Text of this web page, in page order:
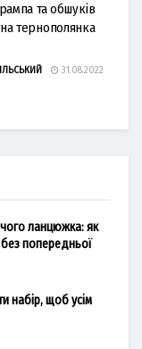
та обшуків
тернополянка
31.08.2022
ланцюжка: як
попередньої
набір, щоб усім